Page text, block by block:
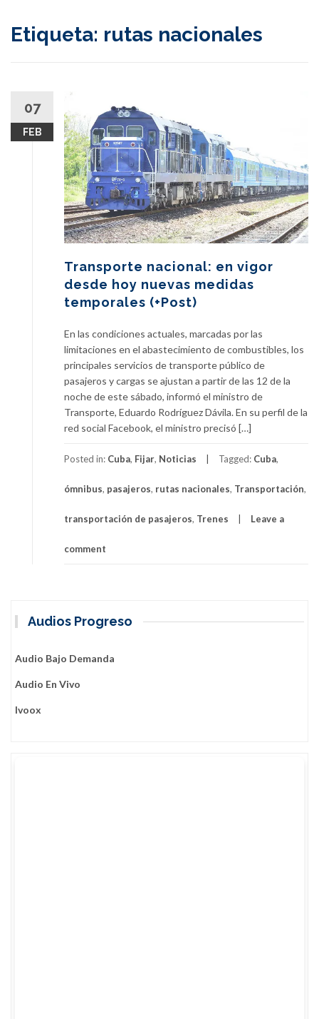
Etiqueta: rutas nacionales
07
FEB
Transporte nacional: en vigor
desde hoy nuevas medidas
temporales (+Post)
En las condiciones actuales, marcadas por las
limitaciones en el abastecimiento de combustibles, los
principales servicios de transporte público de
pasajeros y cargas se ajustan a partir de las 12 de la
noche de este sábado, informó el ministro de
Transporte, Eduardo Rodríguez Dávila. En su perfil de la
red social Facebook, el ministro precisó […]
Posted in: Cuba, Fijar, Noticias Tagged: Cuba,
ómnibus, pasajeros, rutas nacionales, Transportación,
transportación de pasajeros, Trenes Leave a
comment
Audios Progreso
Audio Bajo Demanda
Audio En Vivo
Ivoox